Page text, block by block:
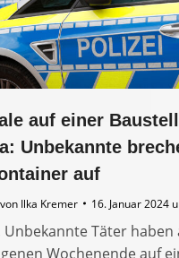
auf einer
Unbekannte
auf
von Ilka Kremer 16. Januar 2024
Unbekannte Täter haben
Wochenende auf